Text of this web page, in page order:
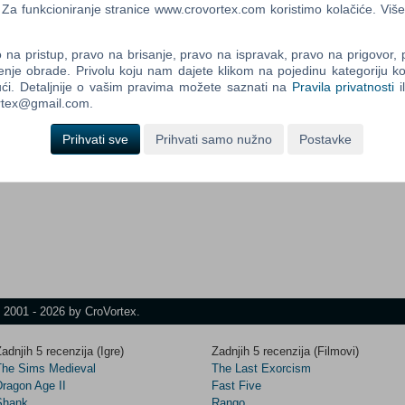
Control
Field
- 2026 by CroVortex.
5 recenzija (Igre)
Sims Medieval
Age II
Zadnjih 5 recenzija (Filmovi)
The Last Exorcism
Fast Five
funkcioniranje stranice www.crovortex.com koristimo kolačiće.
na pristup, pravo na brisanje, pravo na ispravak, pravo na prigovor,
obrade. Privolu koju nam dajete klikom na pojedinu kategoriju
Detaljnije o vašim pravima možete saznati na Pravila privatnosti
Prihvati sve Prihvati samo nužno Postavke